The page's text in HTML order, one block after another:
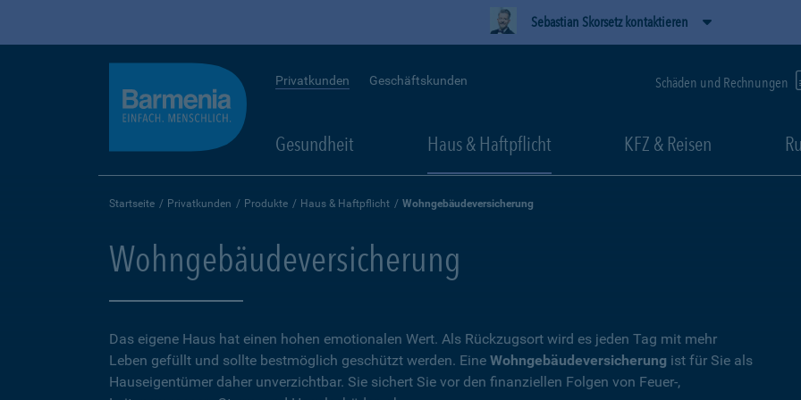
Sebastian Skorsetz kontaktieren
Privatkunden Geschäftskunden Schäden und Rechnungen
Gesundheit Haus & Haftpflicht KFZ & Reisen
Startseite Privatkunden Produkte Haus & Haftpflicht Wohngebäudeversicherung
Wohngebäudeversicherung
Das eigene Haus hat einen hohen emotionalen Wert. Als Rückzugsort wird es jeden Tag mit mehr
Leben gefüllt und sollte bestmöglich geschützt werden. Eine Wohngebäudeversicherung ist für Sie als
Hauseigentümer daher unverzichtbar. Sie sichert Sie vor den finanziellen Folgen von Feuer-,